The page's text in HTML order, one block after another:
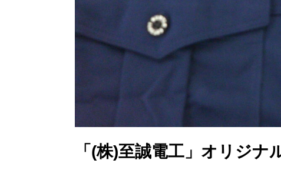
「(株)至誠電工」オリジナ